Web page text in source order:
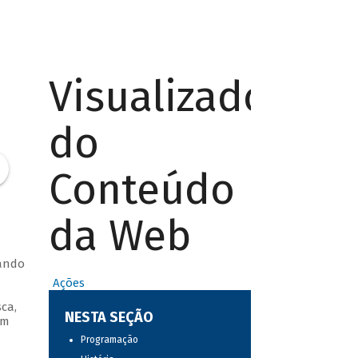
Visualizador
do
Conteúdo
da Web
Ações
NESTA SEÇÃO
Programação